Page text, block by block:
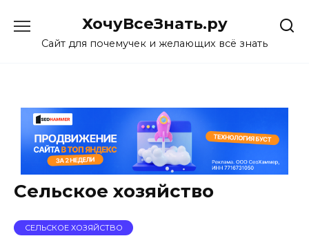
content
ХочуВсеЗнать.ру
Сайт для почемучек и желающих всё знать
Сельское хозяйство
СЕЛЬСКОЕ ХОЗЯЙСТВО